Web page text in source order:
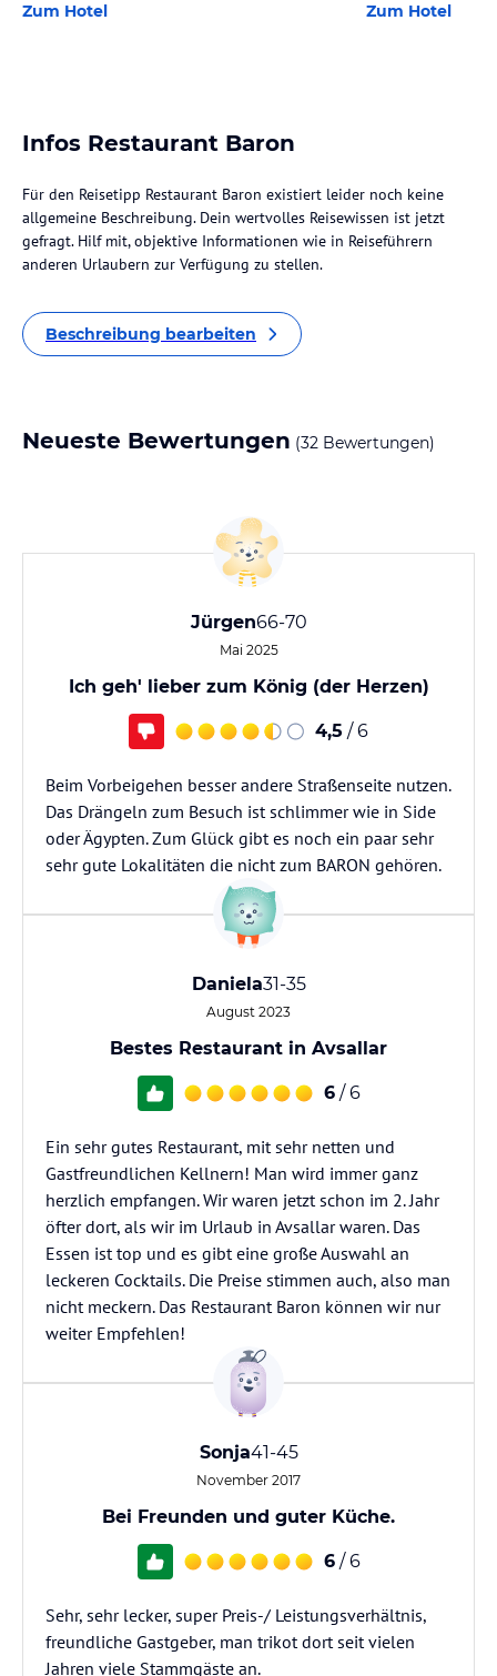
Zum Hotel Zum Hotel
Infos Restaurant Baron
Für den Reisetipp Restaurant Baron existiert leider noch keine
allgemeine Beschreibung. Dein wertvolles Reisewissen ist jetzt
gefragt. Hilf mit, objektive Informationen wie in Reiseführern
anderen Urlaubern zur Verfügung zu stellen.
Beschreibung bearbeiten
Neueste Bewertungen (32 Bewertungen)
Jürgen66-70
Mai 2025
Ich geh' lieber zum König (der Herzen)
4,5 / 6
Beim Vorbeigehen besser andere Straßenseite nutzen.
Das Drängeln zum Besuch ist schlimmer wie in Side
oder Ägypten. Zum Glück gibt es noch ein paar sehr
sehr gute Lokalitäten die nicht zum BARON gehören.
Daniela31-35
August 2023
Bestes Restaurant in Avsallar
6 / 6
Ein sehr gutes Restaurant, mit sehr netten und
Gastfreundlichen Kellnern! Man wird immer ganz
herzlich empfangen. Wir waren jetzt schon im 2. Jahr
öfter dort, als wir im Urlaub in Avsallar waren. Das
Essen ist top und es gibt eine große Auswahl an
leckeren Cocktails. Die Preise stimmen auch, also man
nicht meckern. Das Restaurant Baron können wir nur
weiter Empfehlen!
Sonja41-45
November 2017
Bei Freunden und guter Küche.
6 / 6
Sehr, sehr lecker, super Preis-/ Leistungsverhältnis,
freundliche Gastgeber, man trikot dort seit vielen
Jahren viele Stammgäste an.